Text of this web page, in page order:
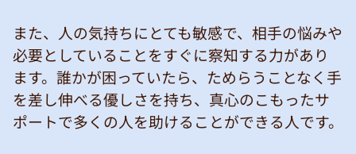
また、人の気持ちにとても敏感で、相手の悩みや
必要としていることをすぐに察知する力があり
ます。誰かが困っていたら、ためらうことなく手
を差し伸べる優しさを持ち、真心のこもったサ
ポートで多くの人を助けることができる人です。